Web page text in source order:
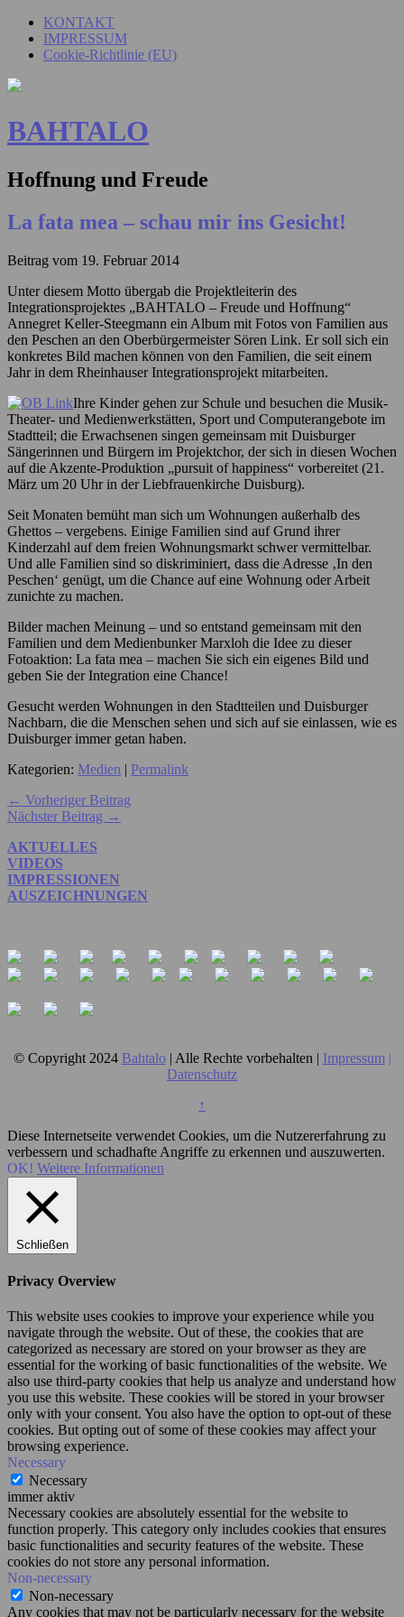
KONTAKT
IMPRESSUM
Cookie-Richtlinie (EU)
BAHTALO
Hoffnung und Freude
La fata mea – schau mir ins Gesicht!
Beitrag vom 19. Februar 2014
Unter diesem Motto übergab die Projektleiterin des
Integrationsprojektes „BAHTALO – Freude und Hoffnung“
Annegret Keller-Steegmann ein Album mit Fotos von Familien aus
den Peschen an den Oberbürgermeister Sören Link. Er soll sich ein
konkretes Bild machen können von den Familien, die seit einem
Jahr in dem Rheinhauser Integrationsprojekt mitarbeiten.
Ihre Kinder gehen zur Schule und besuchen die Musik-
Theater- und Medienwerkstätten, Sport und Computerangebote im
Stadtteil; die Erwachsenen singen gemeinsam mit Duisburger
Sängerinnen und Bürgern im Projektchor, der sich in diesen Wochen
auf die Akzente-Produktion „pursuit of happiness“ vorbereitet (21.
März um 20 Uhr in der Liebfrauenkirche Duisburg).
Seit Monaten bemüht man sich um Wohnungen außerhalb des
Ghettos – vergebens. Einige Familien sind auf Grund ihrer
Kinderzahl auf dem freien Wohnungsmarkt schwer vermittelbar.
Und alle Familien sind so diskriminiert, dass die Adresse ‚In den
Peschen‘ genügt, um die Chance auf eine Wohnung oder Arbeit
zunichte zu machen.
Bilder machen Meinung – und so entstand gemeinsam mit den
Familien und dem Medienbunker Marxloh die Idee zu dieser
Fotoaktion: La fata mea – machen Sie sich ein eigenes Bild und
geben Sie der Integration eine Chance!
Gesucht werden Wohnungen in den Stadtteilen und Duisburger
Nachbarn, die die Menschen sehen und sich auf sie einlassen, wie es
Duisburger immer getan haben.
Kategorien: Medien | Permalink
← Vorheriger Beitrag
Nächster Beitrag →
AKTUELLES
VIDEOS
IMPRESSIONEN
AUSZEICHNUNGEN
© Copyright 2024 Bahtalo| Alle Rechte vorbehalten | Impressum |
Datenschutz
↑
Diese Internetseite verwendet Cookies, um die Nutzererfahrung zu
verbessern und schadhafte Angriffe zu erkennen und auszuwerten.
OK! Weitere Informationen
Schließen
Privacy Overview
This website uses cookies to improve your experience while you
navigate through the website. Out of these, the cookies that are
categorized as necessary are stored on your browser as they are
essential for the working of basic functionalities of the website. We
also use third-party cookies that help us analyze and understand how
you use this website. These cookies will be stored in your browser
only with your consent. You also have the option to opt-out of these
cookies. But opting out of some of these cookies may affect your
browsing experience.
Necessary
Necessary
immer aktiv
Necessary cookies are absolutely essential for the website to
function properly. This category only includes cookies that ensures
basic functionalities and security features of the website. These
cookies do not store any personal information.
Non-necessary
Non-necessary
Any cookies that may not be particularly necessary for the website